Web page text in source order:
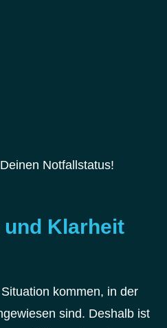
Notfallstatus!
Klarheit
kommen, in der
sind. Deshalb ist